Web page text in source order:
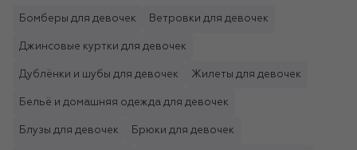
Бомберы для девочек Ветровки для девочек
Джинсовые куртки для девочек
Дублёнки и шубы для девочек Жилеты для девочек
Бельё и домашняя одежда для девочек
Блузы для девочек Брюки для девочек